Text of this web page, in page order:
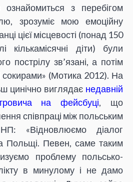
з перебігом
зрозуміє мою емоційну
цієї місцевості (понад 150
кількамісячні діти) були
пострілу зв’язані, а потім
сокирами» (Мотика 2012). На
цинічно виглядає недавній
на фейсбуці, що
співпраці між польським
«Відновлюємо діалог
Польщі. Певен, саме таким
проблему польсько-
в минулому і не дамо